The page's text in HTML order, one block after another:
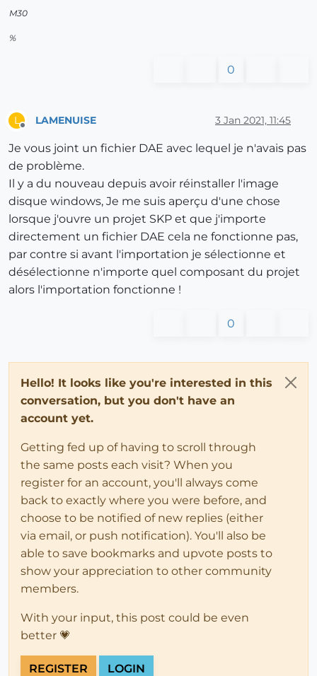
M30
%
0
L LAMENUISE 3 Jan 2021, 11:45
Je vous joint un fichier DAE avec lequel je n'avais pas
de problème.
Il y a du nouveau depuis avoir réinstaller l'image
disque windows, Je me suis aperçu d'une chose
lorsque j'ouvre un projet SKP et que j'importe
directement un fichier DAE cela ne fonctionne pas,
par contre si avant l'importation je sélectionne et
désélectionne n'importe quel composant du projet
alors l'importation fonctionne !
0
Hello! It looks like you're interested in this
conversation, but you don't have an
account yet.
Getting fed up of having to scroll through
the same posts each visit? When you
register for an account, you'll always come
back to exactly where you were before, and
choose to be notified of new replies (either
via email, or push notification). You'll also be
able to save bookmarks and upvote posts to
show your appreciation to other community
members.
With your input, this post could be even
better 💗
REGISTER LOGIN